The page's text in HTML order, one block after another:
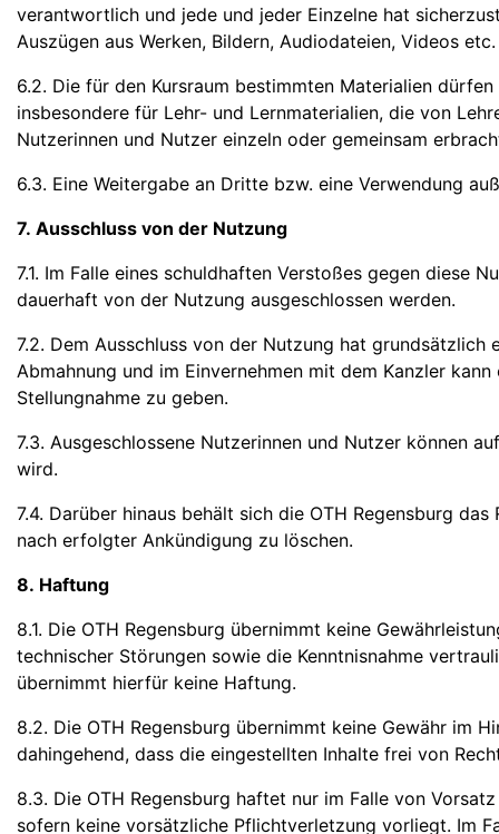
verantwortlich und jede und jeder Einzelne hat
Auszügen aus Werken, Bildern, Audiodateien, Videos
6.2. Die für den Kursraum bestimmten Materialien
insbesondere für Lehr- und Lernmaterialien, die von
Nutzerinnen und Nutzer einzeln oder gemeinsam
6.3. Eine Weitergabe an Dritte bzw. eine Verwendung
7. Ausschluss von der Nutzung
7.1. Im Falle eines schuldhaften Verstoßes gegen diese
dauerhaft von der Nutzung ausgeschlossen werden.
7.2. Dem Ausschluss von der Nutzung hat
Abmahnung und im Einvernehmen mit dem Kanzler
Stellungnahme zu geben.
7.3. Ausgeschlossene Nutzerinnen und Nutzer können
wird.
7.4. Darüber hinaus behält sich die OTH Regensburg
nach erfolgter Ankündigung zu löschen.
8. Haftung
8.1. Die OTH Regensburg übernimmt keine
technischer Störungen sowie die Kenntnisnahme
übernimmt hierfür keine Haftung.
8.2. Die OTH Regensburg übernimmt keine Gewähr im
dahingehend, dass die eingestellten Inhalte frei von
8.3. Die OTH Regensburg haftet nur im Falle von
sofern keine vorsätzliche Pflichtverletzung vorliegt. Im